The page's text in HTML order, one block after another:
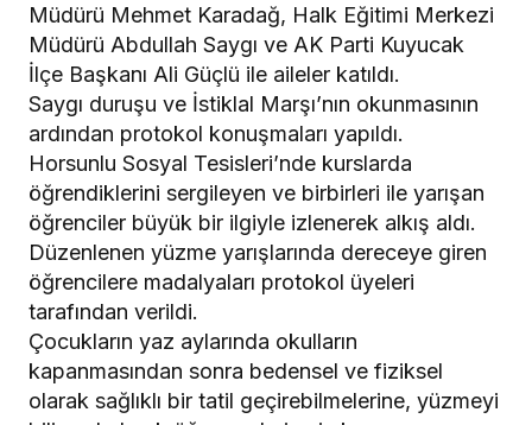
Müdürü Mehmet Karadağ, Halk Eğitimi Merkezi
Müdürü Abdullah Saygı ve AK Parti Kuyucak
İlçe Başkanı Ali Güçlü ile aileler katıldı.
Saygı duruşu ve İstiklal Marşı’nın okunmasının
ardından protokol konuşmaları yapıldı.
Horsunlu Sosyal Tesisleri’nde kurslarda
öğrendiklerini sergileyen ve birbirleri ile yarışan
öğrenciler büyük bir ilgiyle izlenerek alkış aldı.
Düzenlenen yüzme yarışlarında dereceye giren
öğrencilere madalyaları protokol üyeleri
tarafından verildi.
Çocukların yaz aylarında okulların
kapanmasından sonra bedensel ve fiziksel
olarak sağlıklı bir tatil geçirebilmelerine, yüzmeyi